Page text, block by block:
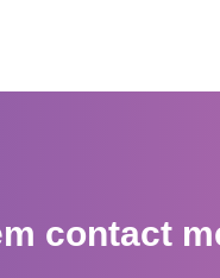
contact